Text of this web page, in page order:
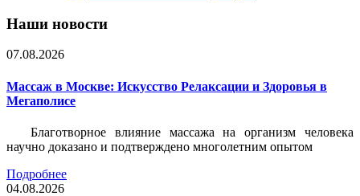
Наши новости
07.08.2026
Массаж в Москве: Искусство Релаксации и Здоровья в
Мегаполисе
Благотворное влияние массажа на организм человека
научно доказано и подтверждено многолетним опытом
Подробнее
04.08.2026